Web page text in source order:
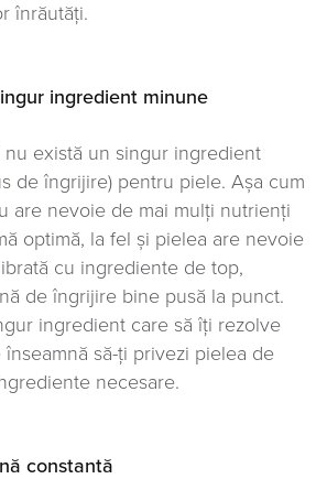
înrăutăți.
ingredient minune
există un singur ingredient
de îngrijire) pentru piele. Așa cum
are nevoie de mai mulți nutrienți
optimă, la fel și pielea are nevoie
cu ingrediente de top,
de îngrijire bine pusă la punct.
ingredient care să îți rezolve
să-ți privezi pielea de
necesare.
constantă